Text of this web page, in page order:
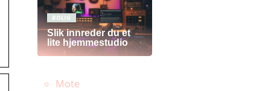
BOLIG
Slik innreder du et
lite hjemmestudio
Mote